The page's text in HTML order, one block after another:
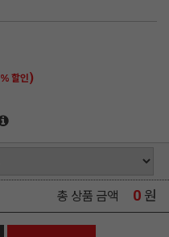
% 할인)
총 상품 금액 0 원